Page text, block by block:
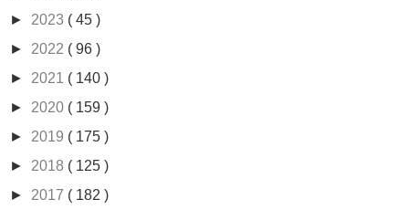
► 2023 ( 45 )
► 2022 ( 96 )
► 2021 ( 140 )
► 2020 ( 159 )
► 2019 ( 175 )
► 2018 ( 125 )
► 2017 ( 182 )